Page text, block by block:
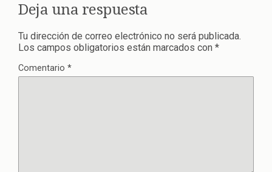
Deja una respuesta
Tu dirección de correo electrónico no será publicada.
Los campos obligatorios están marcados con *
Comentario *